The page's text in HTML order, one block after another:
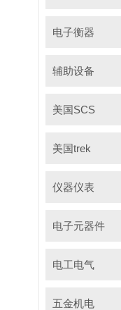
电子衡器
辅助设备
美国SCS
美国trek
仪器仪表
电子元器件
电工电气
五金机电